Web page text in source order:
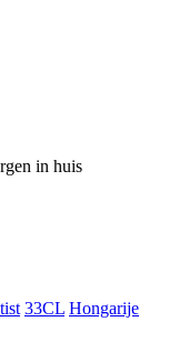
in huis
33CL Hongarije